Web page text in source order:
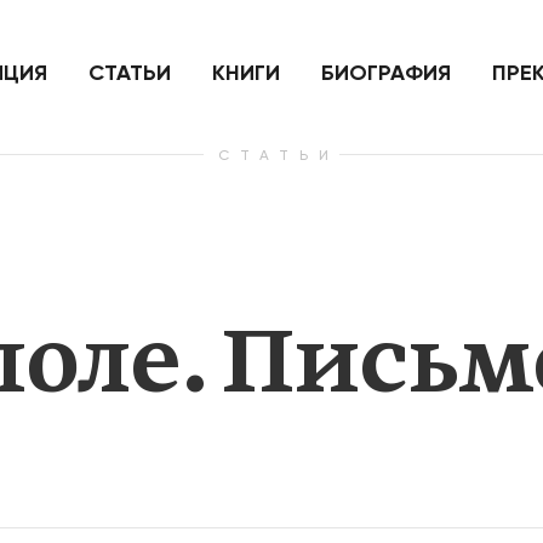
нанесенный по самим себе
СТАТЬИ КНИГИ БИОГРАФИЯ
СТАТЬИ